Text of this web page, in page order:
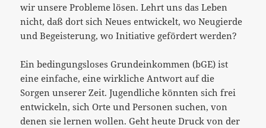
wir unsere Probleme lösen. Lehrt uns das Leben
nicht, daß dort sich Neues entwickelt, wo Neugierde
und Begeisterung, wo Initiative gefördert werden?
Ein bedingungsloses Grundeinkommen (bGE) ist
eine einfache, eine wirkliche Antwort auf die
Sorgen unserer Zeit. Jugendliche könnten sich frei
entwickeln, sich Orte und Personen suchen, von
denen sie lernen wollen. Geht heute Druck von der